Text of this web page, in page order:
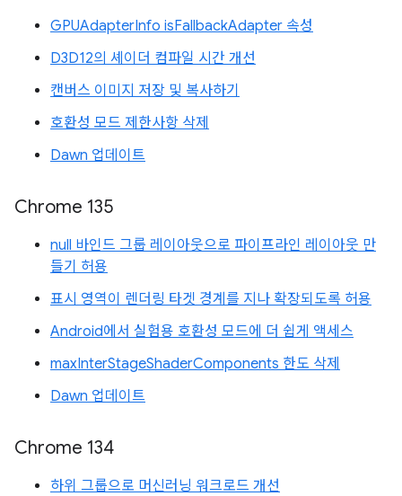
GPUAdapterInfo isFallbackAdapter 속성
D3D12의 셰이더 컴파일 시간 개선
캔버스 이미지 저장 및 복사하기
호환성 모드 제한사항 삭제
Dawn 업데이트
Chrome 135
null 바인드 그룹 레이아웃으로 파이프라인 레이아웃 만
들기 허용
표시 영역이 렌더링 타겟 경계를 지나 확장되도록 허용
Android에서 실험용 호환성 모드에 더 쉽게 액세스
maxInterStageShaderComponents 한도 삭제
Dawn 업데이트
Chrome 134
하위 그룹으로 머신러닝 워크로드 개선